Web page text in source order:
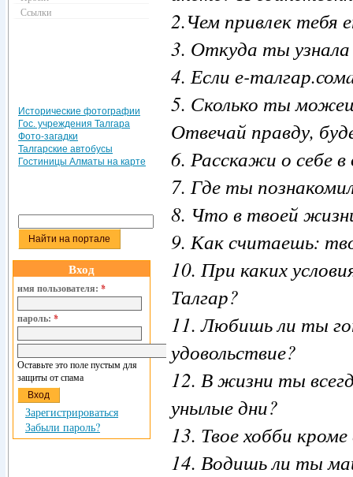
2.Чем привлек тебя
3. Откуда ты
4. Если е-
5. Сколько ты
Отвечай правду,
6. Расскажи о себе
7. Где ты
8. Что в твоей
9. Как считаешь:
10. При каких
Талгар?
11. Любишь ли ты
удовольствие?
12. В жизни ты
унылые дни?
13. Твое хобби
14. Водишь ли ты
Ссылки
Исторические фотографии
Гос. учреждения Талгара
Фото-загадки
Талгарские автобусы
Гостиницы Алматы на карте
Вход
имя пользователя: *
пароль: *
Оставьте это поле пустым для
защиты от спама
Зарегистрироваться
Забыли пароль?